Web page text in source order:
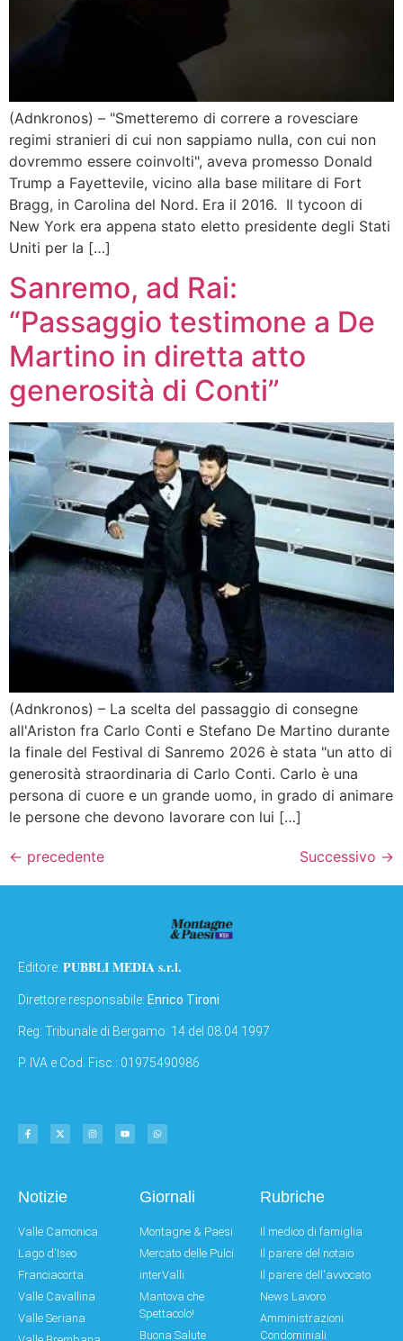
(Adnkronos) – "Smetteremo di correre a rovesciare
regimi stranieri di cui non sappiamo nulla, con cui non
dovremmo essere coinvolti", aveva promesso Donald
Trump a Fayettevile, vicino alla base militare di Fort
Bragg, in Carolina del Nord. Era il 2016. Il tycoon di
New York era appena stato eletto presidente degli Stati
Uniti per la […]
Sanremo, ad Rai:
“Passaggio testimone a De
Martino in diretta atto
generosità di Conti”
(Adnkronos) – La scelta del passaggio di consegne
all'Ariston fra Carlo Conti e Stefano De Martino durante
la finale del Festival di Sanremo 2026 è stata "un atto di
generosità straordinaria di Carlo Conti. Carlo è una
persona di cuore e un grande uomo, in grado di animare
le persone che devono lavorare con lui […]
← precedente Successivo →
Editore: PUBBLI MEDIA s.r.l.
Direttore responsabile: Enrico Tironi
Reg: Tribunale di Bergamo: 14 del 08.04.1997
P. IVA e Cod. Fisc.: 01975490986
Notizie
Valle Camonica
Lago d'Iseo
Franciacorta
Valle Cavallina
Valle Seriana
Giornali
Montagne & Paesi
Mercato delle Pulci
interValli
Mantova che
Spettacolo!
Buona Salute
Rubriche
Il medico di famiglia
Il parere del notaio
Il parere dell'avvocato
News Lavoro
Amministrazioni
Condominiali